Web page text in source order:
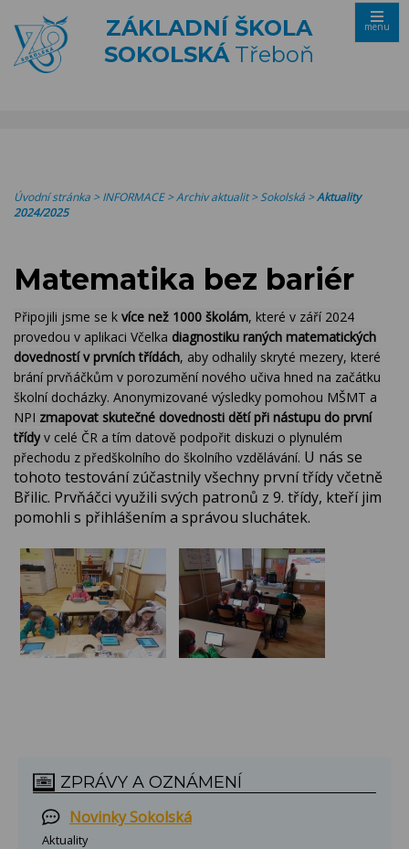
ZÁKLADNÍ ŠKOLA
SOKOLSKÁTřeboň
menu
Úvodní stránka >INFORMACE>Archiv aktualit>Sokolská >Aktuality
2024/2025
Matematika bez bariér
Připojili jsme se k více než 1000 školám, které v září 2024
provedou v aplikaci Včelka diagnostiku raných matematických
dovedností v prvních třídách, aby odhalily skryté mezery, které
brání prvňáčkům v porozumění nového učiva hned na začátku
školní docházky. Anonymizované výsledky pomohou MŠMT a
NPI zmapovat skutečné dovednosti dětí při nástupu do první
třídy v celé ČR a tím datově podpořit diskuzi o plynulém
přechodu z předškolního do školního vzdělávání. U nás se
tohoto testování zúčastnily všechny první třídy včetně
Břilic. Prvňáčci využili svých patronů z 9. třídy, kteří jim
pomohli s přihlášením a správou sluchátek.
ZPRÁVY A OZNÁMENÍ
Novinky Sokolská
Aktuality